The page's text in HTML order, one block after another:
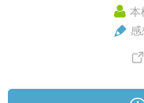
本
感